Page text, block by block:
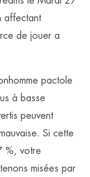
affectant
de jouer a
pactole
à basse
peuvent
Si cette
%, votre
misées par